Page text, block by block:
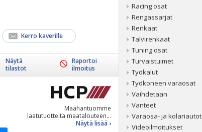
Kerro kaverille
Näytä
tilastot
Raportoi
ilmoitus
Maahantuomme
laatutuotteita maatalouteen...
Näytä lisää ›
Racing osat
Rengassarjat
Renkaat
Talvirenkaat
Tuning osat
Turvaistuimet
Työkalut
Työkoneen varaosat
Vaihdetaan
Vanteet
Varaosa- ja kolariautot
Videoilmoitukset